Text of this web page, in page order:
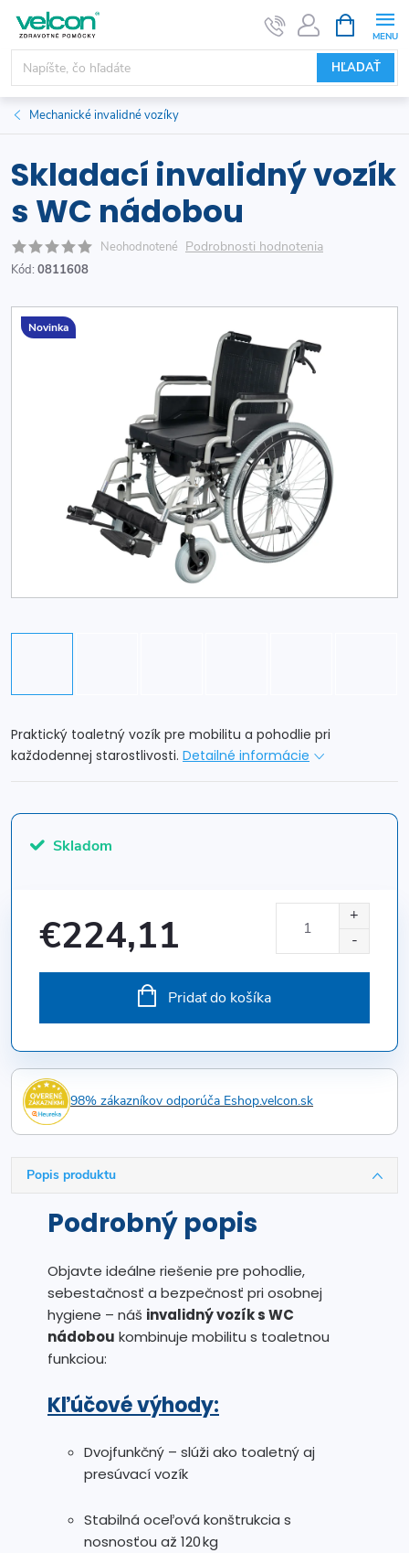
obsah
HĽADAŤ
KOŠÍK
Mechanické invalidné vozíky
Skladací invalidný vozík
s WC nádobou
Neohodnotené Podrobnosti hodnotenia
Kód: 0811608
Novinka
Praktický toaletný vozík pre mobilitu a pohodlie pri
každodennej starostlivosti. Detailné informácie
Skladom
€224,11
Pridať do košíka
98% zákazníkov odporúča Eshop.velcon.sk
Popis produktu
Podrobný popis
Objavte ideálne riešenie pre pohodlie,
sebestačnosť a bezpečnosť pri osobnej
hygiene – náš invalidný vozík s WC
nádobou kombinuje mobilitu s toaletnou
funkciou:
Kľúčové výhody:
Dvojfunkčný – slúži ako toaletný aj
presúvací vozík
Stabilná oceľová konštrukcia s
nosnosťou až 120 kg